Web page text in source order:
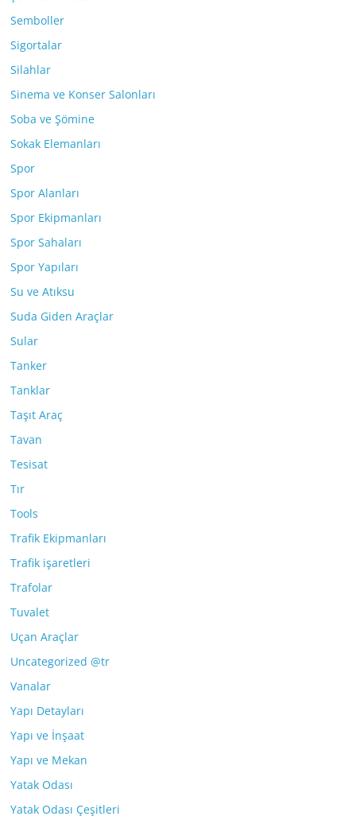
Semboller
Sigortalar
Silahlar
Sinema ve Konser Salonları
Soba ve Şömine
Sokak Elemanları
Spor
Spor Alanları
Spor Ekipmanları
Spor Sahaları
Spor Yapıları
Su ve Atıksu
Suda Giden Araçlar
Sular
Tanker
Tanklar
Taşıt Araç
Tavan
Tesisat
Tır
Tools
Trafik Ekipmanları
Trafik işaretleri
Trafolar
Tuvalet
Uçan Araçlar
Uncategorized @tr
Vanalar
Yapı Detayları
Yapı ve İnşaat
Yapı ve Mekan
Yatak Odası
Yatak Odası Çeşitleri